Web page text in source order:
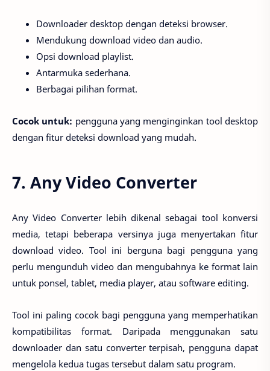
Downloader desktop dengan deteksi browser.
Mendukung download video dan audio.
Opsi download playlist.
Antarmuka sederhana.
Berbagai pilihan format.
Cocok untuk: pengguna yang menginginkan tool desktop
dengan fitur deteksi download yang mudah.
7. Any Video Converter
Any Video Converter lebih dikenal sebagai tool konversi
media, tetapi beberapa versinya juga menyertakan fitur
download video. Tool ini berguna bagi pengguna yang
perlu mengunduh video dan mengubahnya ke format lain
untuk ponsel, tablet, media player, atau software editing.
Tool ini paling cocok bagi pengguna yang memperhatikan
kompatibilitas format. Daripada menggunakan satu
downloader dan satu converter terpisah, pengguna dapat
mengelola kedua tugas tersebut dalam satu program.